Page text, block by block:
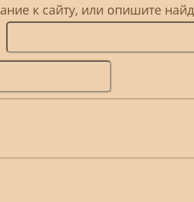
к сайту, или опишите